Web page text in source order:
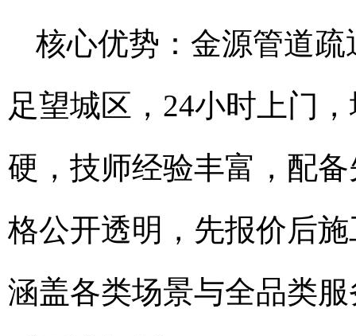
核心优势：金源管道
足望城区，24小时上门
硬，技师经验丰富，配
格公开透明，先报价后
涵盖各类场景与全品类